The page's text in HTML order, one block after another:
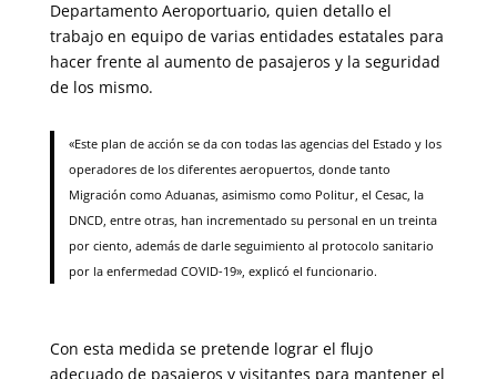
Departamento Aeroportuario, quien detallo el
trabajo en equipo de varias entidades estatales para
hacer frente al aumento de pasajeros y la seguridad
de los mismo.
«Este plan de acción se da con todas las agencias del Estado y los
operadores de los diferentes aeropuertos, donde tanto
Migración como Aduanas, asimismo como Politur, el Cesac, la
DNCD, entre otras, han incrementado su personal en un treinta
por ciento, además de darle seguimiento al protocolo sanitario
por la enfermedad COVID-19», explicó el funcionario.
Con esta medida se pretende lograr el flujo
adecuado de pasajeros y visitantes para mantener el